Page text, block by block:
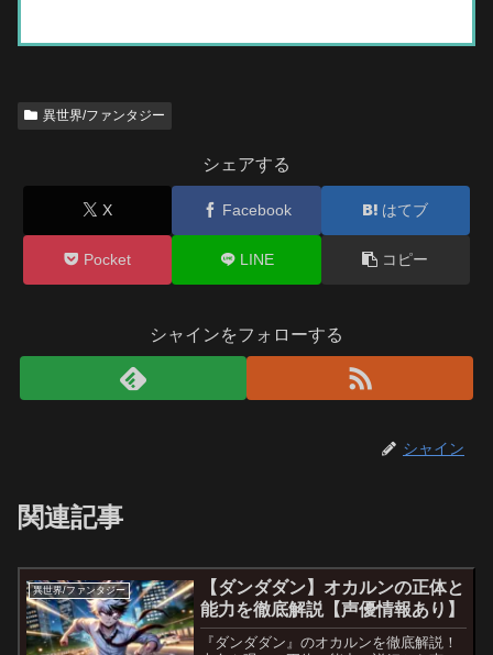
異世界/ファンタジー
シェアする
X Facebook はてブ
Pocket LINE コピー
シャインをフォローする
シャイン
関連記事
異世界/ファンタジー
【ダンダダン】オカルンの正体と
能力を徹底解説【声優情報あり】
『ダンダダン』のオカルンを徹底解説！